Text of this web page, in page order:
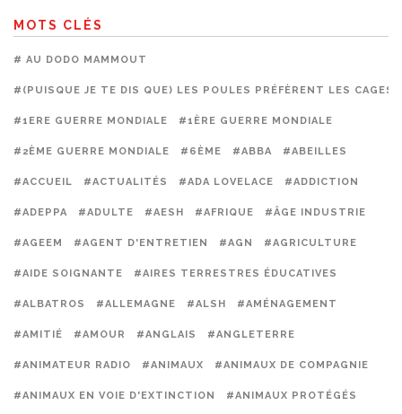
MOTS CLÉS
# AU DODO MAMMOUT
#(PUISQUE JE TE DIS QUE) LES POULES PRÉFÈRENT LES CAGES
#1ERE GUERRE MONDIALE #1ÈRE GUERRE MONDIALE
#2ÈME GUERRE MONDIALE #6ÈME #ABBA #ABEILLES
#ACCUEIL #ACTUALITÉS #ADA LOVELACE #ADDICTION
#ADEPPA #ADULTE #AESH #AFRIQUE #ÂGE INDUSTRIE
#AGEEM #AGENT D'ENTRETIEN #AGN #AGRICULTURE
#AIDE SOIGNANTE #AIRES TERRESTRES ÉDUCATIVES
#ALBATROS #ALLEMAGNE #ALSH #AMÉNAGEMENT
#AMITIÉ #AMOUR #ANGLAIS #ANGLETERRE
#ANIMATEUR RADIO #ANIMAUX #ANIMAUX DE COMPAGNIE
#ANIMAUX EN VOIE D'EXTINCTION #ANIMAUX PROTÉGÉS